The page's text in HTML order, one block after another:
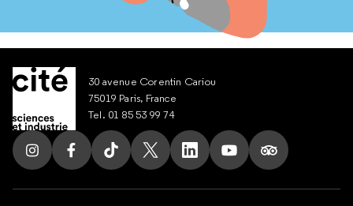
30 avenue Corentin Cariou
75019 Paris, France
Tel. 01 85 53 99 74
Suivez nous sur Instagram
Suivez nous sur Facebook
Suivez nous sur Tik Tok
Suivez nous sur X
Suivez nous sur LinkedIn
Suivez nous sur
Suivez nous